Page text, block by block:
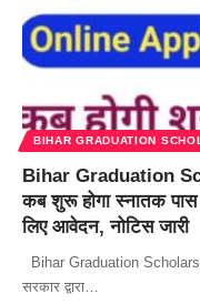
BIHAR GRADUATION
Bihar Graduation
कब शुरू होगा स्नातक
लिए आवेदन, नोटिस जारी
Bihar Graduation
सरकार द्वारा…